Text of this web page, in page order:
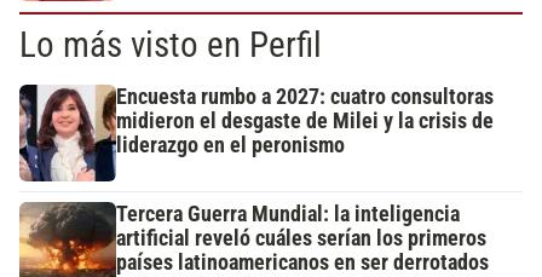
Lo más visto en Perfil
Encuesta rumbo a 2027: cuatro consultoras
midieron el desgaste de Milei y la crisis de
liderazgo en el peronismo
Tercera Guerra Mundial: la inteligencia
artificial reveló cuáles serían los primeros
países latinoamericanos en ser derrotados